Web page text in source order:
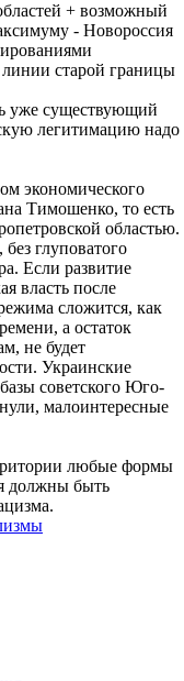
+ возможный
- Новороссия
линии старой границы
уже существующий
легитимацию надо
экономического
Тимошенко, то есть
областью.
глуповатого
Если развитие
власть после
сложится, как
а остаток
не будет
Украинские
советского Юго-
малоинтересные
любые формы
должны быть